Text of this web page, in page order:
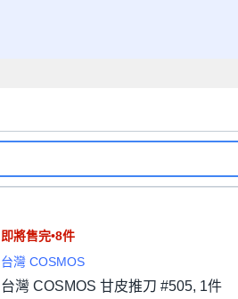
即將售完•8件
台灣 COSMOS
台灣 COSMOS 甘皮推刀 #505, 1件